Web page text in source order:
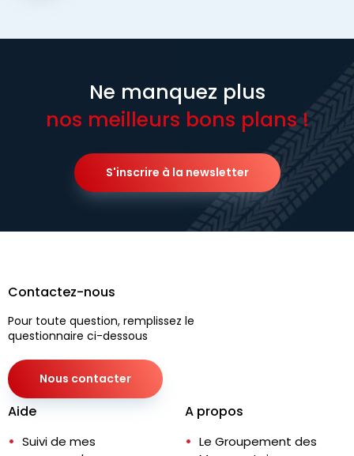
Ne manquez plus
nos meilleurs bons plans !
S'inscrire à la newsletter
Contactez-nous
Pour toute question, remplissez le
questionnaire ci-dessous
Nous contacter
Aide
Suivi de mes
A propos
Le Groupement des